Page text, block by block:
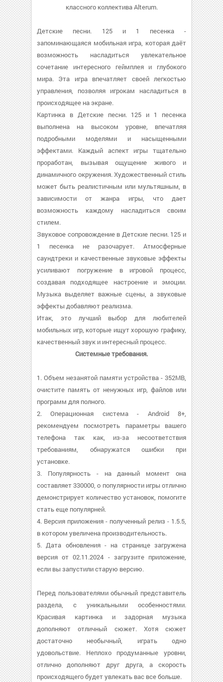
классного коллектива Alterum.
Детские песни. 125 и 1 песенка -
запоминающаяся мобильная игра, которая даёт
возможность насладиться увлекательное
сочетание интересного геймплея и глубокого
мира. Эта игра впечатляет своей легкостью
управления, позволяя игрокам насладиться в
происходящее на экране.
Картинка в Детские песни. 125 и 1 песенка
выполнена на высоком уровне, впечатляя
подробными моделями и насыщенными
эффектами. Каждый аспект игры тщательно
проработан, вызывая ощущение живого и
динамичного окружения. Художественный стиль
может быть реалистичным или мультяшным, в
зависимости от жанра игры, что дает
возможность каждому насладиться своим
стилем.
Звуковое сопровождение в Детские песни. 125 и
1 песенка не разочарует. Атмосферные
саундтреки и качественные звуковые эффекты
усиливают погружение в игровой процесс,
создавая подходящее настроение и эмоции.
Музыка выделяет важные сцены, а звуковые
эффекты добавляют реализма.
Итак, это лучший выбор для любителей
мобильных игр, которые ищут хорошую графику,
качественный звук и интересный процесс.
Системные требования.
1. Объем незанятой памяти устройства - 352MB,
очистите память от ненужных игр, файлов или
программ для полного.
2. Операционная система - Android 8+,
рекомендуем посмотреть параметры вашего
телефона так как, из-за несоответствия
требованиям, обнаружатся ошибки при
установке.
3. Популярность - на данный момент она
составляет 330000, о популярности игры отлично
демонстрирует количество установок, помогите
стать еще популярней.
4. Версия приложения - полученный релиз - 1.5.5,
в котором увеличена производительность.
5. Дата обновления - на странице загружена
версия от 02.11.2024 - загрузите приложение,
если вы запустили старую версию.
Перед пользователями обычный представитель
раздела, с уникальными особенностями.
Красивая картинка и задорная музыка
дополняют отличный сюжет. Хотя сюжет
достаточно необычный, играть одно
удовольствие. Неплохо продуманные уровни,
отлично дополняют друг друга, а скорость
происходящего будет увлекать вас все больше.